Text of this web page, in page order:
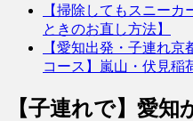
【掃除してもスニー
ときのお直し方法】
【愛知出発・子連れ
コース】嵐山・伏見稲
【子連れで】愛知